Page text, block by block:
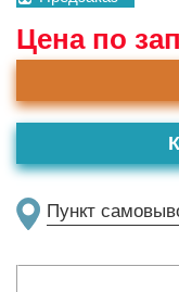
Цена по
Пункт